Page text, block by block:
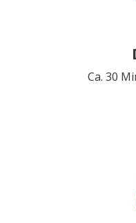
Ca. 30